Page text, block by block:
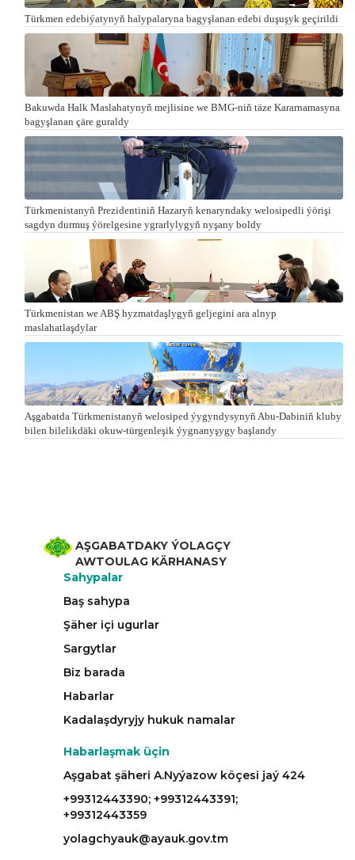
Türkmen edebiýatynyň halypalaryna bagyşlanan edebi duşuşyk geçirildi
Bakuwda Halk Maslahatynyň mejlisine we BMG-niň täze Kararnamasyna
bagyşlanan çäre guraldy
Türkmenistanyň Prezidentiniň Hazaryň kenaryndaky welosipedli ýörişi
sagdyn durmuş ýörelgesine ygrarlylygyň nyşany boldy
Türkmenistan we ABŞ hyzmatdaşlygyň geljegini ara alnyp
maslahatlaşdylar
Aşgabatda Türkmenistanyň welosiped ýygyndysynyň Abu-Dabiniň kluby
bilen bilelikdäki okuw-türgenleşik ýygnanyşygy başlandy
AŞGABATDAKY ÝOLAGÇY
AWTOULAG KÄRHANASY
Sahypalar
Baş sahypa
Şäher içi ugurlar
Sargytlar
Biz barada
Habarlar
Kadalaşdyryjy hukuk namalar
Habarlaşmak üçin
Aşgabat şäheri A.Nyýazow köçesi jaý 424
+99312443390; +99312443391;
+99312443359
yolagchyauk@ayauk.gov.tm